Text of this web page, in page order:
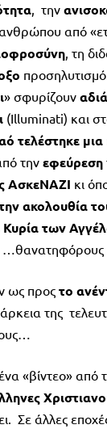
, την
από
, τη
» σφυρίζουν
(Illuminati) και
τελέστηκε
την εφεύρεση
ΑσκεΝΑΖΙ κι
ακολουθία
Κυρία των
ως προς το
της
«βίντεο» από
Σε άλλες